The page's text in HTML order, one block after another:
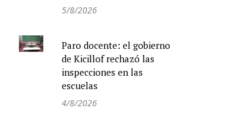
5/8/2026
Paro docente: el gobierno
de Kicillof rechazó las
inspecciones en las
escuelas
4/8/2026